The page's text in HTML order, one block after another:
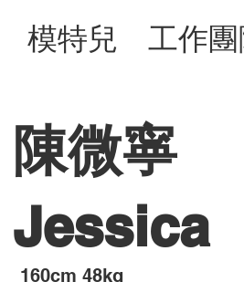
模特兒 工作
陳微寧
Jessica
​160cm 48kg